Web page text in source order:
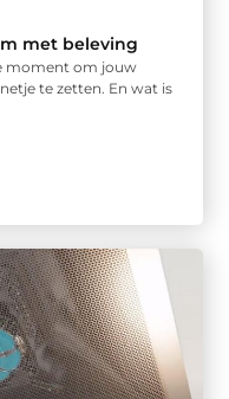
met beleving
moment om jouw
te zetten. En wat is